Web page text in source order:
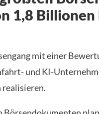
1,8
mit einer
und KI-
realisieren.